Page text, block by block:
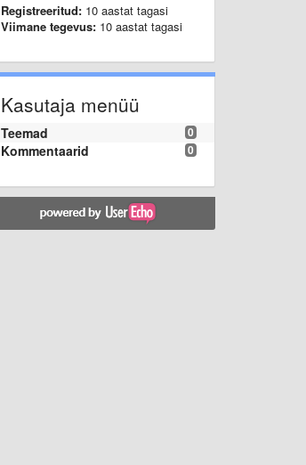
Registreeritud: 10 aastat tagasi
Viimane tegevus: 10 aastat tagasi
Kasutaja menüü
0
Teemad
0
Kommentaarid